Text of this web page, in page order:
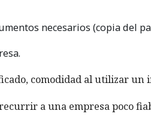
necesarios (copia del
comodidad al utilizar un
a una empresa poco